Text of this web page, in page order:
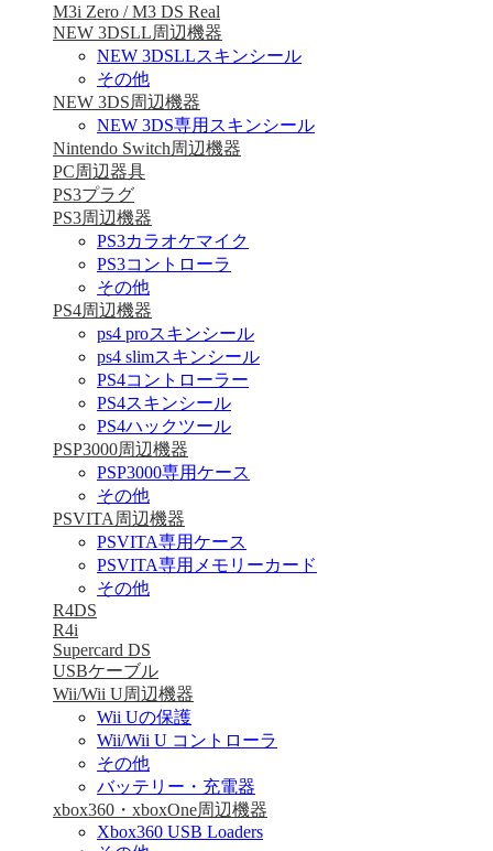
M3i Zero / M3 DS Real
NEW 3DSLL周辺機器
NEW 3DSLLスキンシール
その他
NEW 3DS周辺機器
NEW 3DS専用スキンシール
Nintendo Switch周辺機器
PC周辺器具
PS3プラグ
PS3周辺機器
PS3カラオケマイク
PS3コントローラ
その他
PS4周辺機器
ps4 proスキンシール
ps4 slimスキンシール
PS4コントローラー
PS4スキンシール
PS4ハックツール
PSP3000周辺機器
PSP3000専用ケース
その他
PSVITA周辺機器
PSVITA専用ケース
PSVITA専用メモリーカード
その他
R4DS
R4i
Supercard DS
USBケーブル
Wii/Wii U周辺機器
Wii Uの保護
Wii/Wii U コントローラ
その他
バッテリー・充電器
xbox360・xboxOne周辺機器
Xbox360 USB Loaders